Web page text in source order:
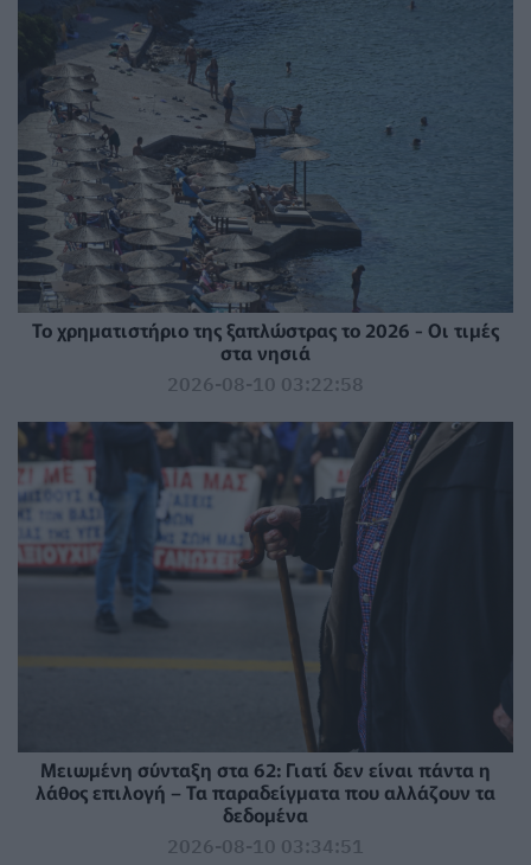
Το χρηματιστήριο της ξαπλώστρας το 2026 - Οι τιμές
στα νησιά
2026-08-10 03:22:58
Μειωμένη σύνταξη στα 62: Γιατί δεν είναι πάντα η
λάθος επιλογή – Τα παραδείγματα που αλλάζουν τα
δεδομένα
2026-08-10 03:34:51